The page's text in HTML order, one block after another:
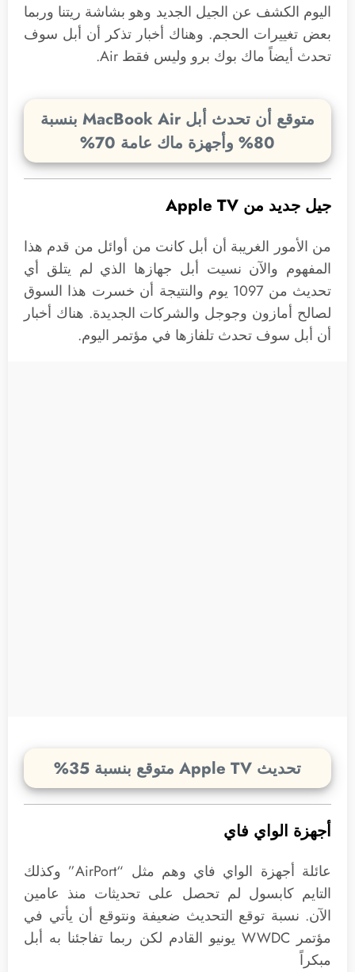
اليوم الكشف عن الجيل الجديد وهو بشاشة ريتنا وربما
بعض تغييرات الحجم. وهناك أخبار تذكر أن أبل سوف
تحدث أيضاً ماك بوك برو وليس فقط Air.
متوقع أن تحدث أبل MacBook Air بنسبة
80% وأجهزة ماك عامة 70%
جيل جديد من Apple TV
من الأمور الغريبة أن أبل كانت من أوائل من قدم هذا
المفهوم والآن نسيت أبل جهازها الذي لم يتلق أي
تحديث من 1097 يوم والنتيجة أن خسرت هذا السوق
لصالح أمازون وجوجل والشركات الجديدة. هناك أخبار
أن أبل سوف تحدث تلفازها في مؤتمر اليوم.
تحديث Apple TV متوقع بنسبة 35%
أجهزة الواي فاي
عائلة أجهزة الواي فاي وهم مثل “AirPort” وكذلك
التايم كابسول لم تحصل على تحديثات منذ عامين
الآن. نسبة توقع التحديث ضعيفة ونتوقع أن يأتي في
مؤتمر WWDC يونيو القادم لكن ربما تفاجئنا به أبل
مبكراً